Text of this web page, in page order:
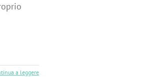
a leggere